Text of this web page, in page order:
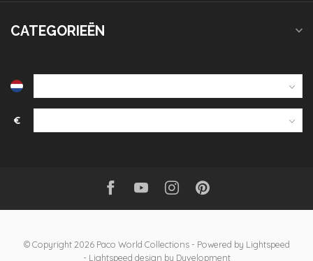
CATEGORIEËN
€
© Copyright 2026 Paco World Collections- Powered by Lightspeed
- Lightspeed design by Dyvelopment